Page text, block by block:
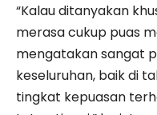
“Kalau ditanyakan
merasa cukup puas
mengatakan sangat
keseluruhan, baik di
tingkat kepuasan